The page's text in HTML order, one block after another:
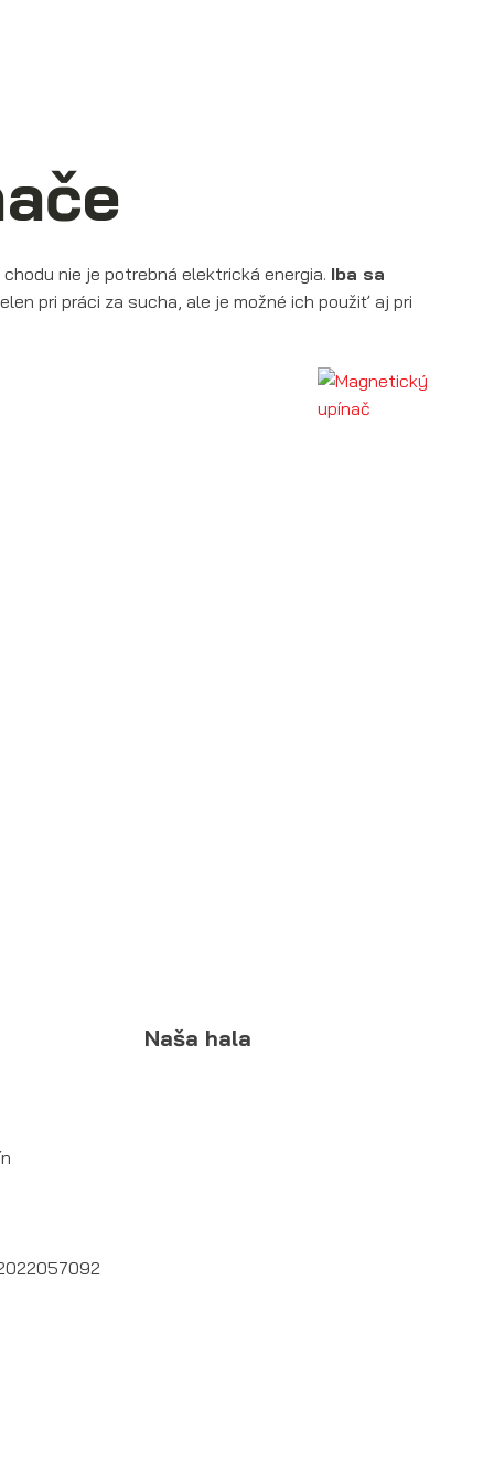
chodu nie je potrebná elektrická energia. Iba sa
pri práci za sucha, ale je možné ich použiť aj pri
Naša hala